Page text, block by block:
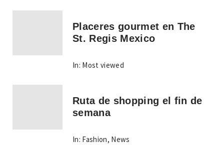
Placeres gourmet en The
St. Regis Mexico
In: Most viewed
Ruta de shopping el fin de
semana
In: Fashion, News